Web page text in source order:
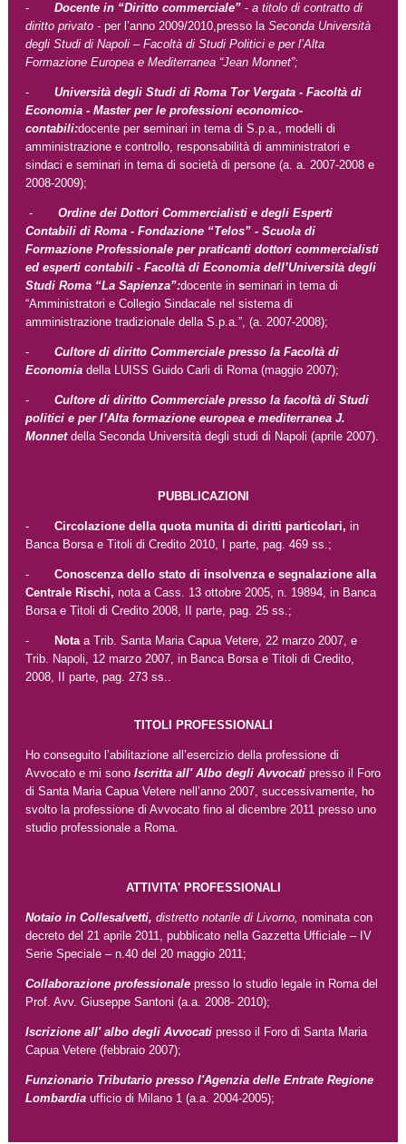
- Docente in “Diritto commerciale”- a titolo di contratto di
diritto privato -per l’anno 2009/2010,presso la Seconda Università
degli Studi di Napoli – Facoltà di Studi Politici e per l’Alta
Formazione Europea e Mediterranea “Jean Monnet”;
- Università degli Studi di Roma Tor Vergata - Facoltà di
Economia - Master per le professioni economico-
contabili:docente perseminari in tema di S.p.a., modelli di
amministrazione e controllo, responsabilità di amministratori e
sindaci e seminari in tema di società di persone (a. a. 2007-2008 e
2008-2009);
- Ordine dei Dottori Commercialisti e degli Esperti
Contabili di Roma - Fondazione “Telos” - Scuola di
Formazione Professionale per praticanti dottori commercialisti
ed esperti contabili - Facoltà di Economia dell’Università degli
Studi Roma “La Sapienza”:docente inseminari in tema di
“Amministratori e Collegio Sindacale nel sistema di
amministrazione tradizionale della S.p.a.”, (a. 2007-2008);
- Cultore di diritto Commerciale presso la Facoltà di
Economia della LUISS Guido Carli di Roma (maggio 2007);
- Cultore di diritto Commerciale presso lafacoltà di Studi
politici e per l’Alta formazione europea e mediterranea J.
Monnet della Seconda Università degli studi di Napoli (aprile 2007).
PUBBLICAZIONI
- Circolazione della quota munita di diritti particolari, in
Banca Borsa e Titoli di Credito 2010, I parte, pag. 469 ss.;
- Conoscenza dello stato di insolvenza e segnalazione alla
Centrale Rischi, nota a Cass. 13 ottobre 2005, n. 19894, in Banca
Borsa e Titoli di Credito 2008, II parte, pag. 25 ss.;
- Nota a Trib. Santa Maria Capua Vetere, 22 marzo 2007, e
Trib. Napoli, 12 marzo 2007, in Banca Borsa e Titoli di Credito,
2008, II parte, pag. 273 ss..
TITOLI PROFESSIONALI
Ho conseguito l’abilitazione all’esercizio della professione di
Avvocato e mi sono Iscritta all' Albo degli Avvocati presso il Foro
di Santa Maria Capua Vetere nell’anno 2007, successivamente, ho
svolto la professione di Avvocato fino al dicembre 2011 presso uno
studio professionale a Roma.
ATTIVITA' PROFESSIONALI
Notaio in Collesalvetti, distretto notarile di Livorno, nominata con
decreto del 21 aprile 2011, pubblicato nella Gazzetta Ufficiale – IV
Serie Speciale – n.40 del 20 maggio 2011;
Collaborazione professionale presso lo studio legale in Roma del
Prof. Avv. Giuseppe Santoni (a.a. 2008- 2010);
Iscrizione all' albo degli Avvocati presso il Foro di Santa Maria
Capua Vetere (febbraio 2007);
Funzionario Tributario presso l'Agenzia delle Entrate Regione
Lombardia ufficio di Milano 1 (a.a. 2004-2005);